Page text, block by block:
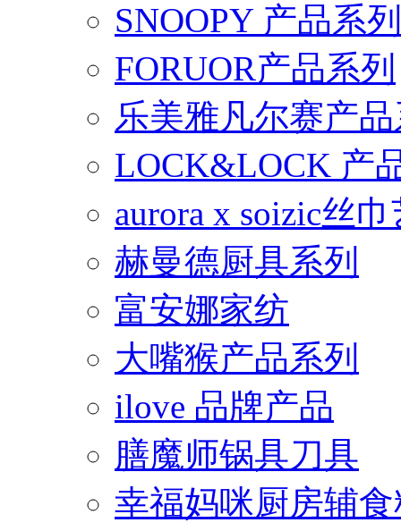
SNOOPY 产品系列
FORUOR产品系列
乐美雅凡尔赛产
LOCK&LOCK 产
aurora x soizic丝
赫曼德厨具系列
富安娜家纺
大嘴猴产品系列
ilove 品牌产品
膳魔师锅具刀具
幸福妈咪厨房辅